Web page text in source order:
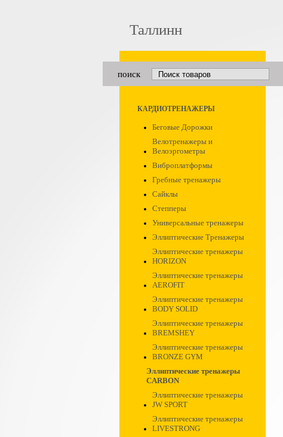
Таллинн
поиск
КАРДИОТРЕНАЖЕРЫ
Беговые Дорожки
Велотренажеры и
Велоэргометры
Виброплатформы
Гребные тренажеры
Сайклы
Степперы
Универсальные тренажеры
Эллиптические Тренажеры
Эллиптические тренажеры
HORIZON
Эллиптические тренажеры
AEROFIT
Эллиптические тренажеры
BODY SOLID
Эллиптические тренажеры
BREMSHEY
Эллиптические тренажеры
BRONZE GYM
Эллиптические тренажеры
CARBON
Эллиптические тренажеры
JW SPORT
Эллиптические тренажеры
LIVESTRONG